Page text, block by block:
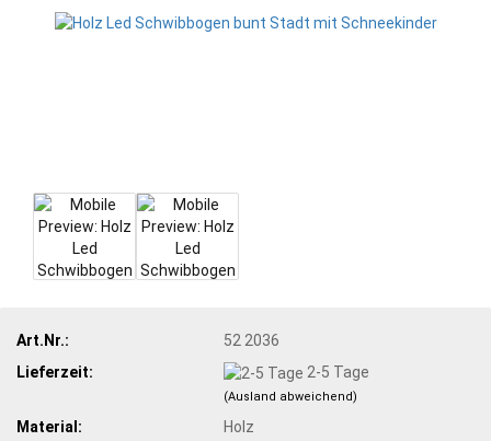
Art.Nr.:
52 2036
Lieferzeit:
2-5 Tage
(Ausland abweichend)
Material:
Holz